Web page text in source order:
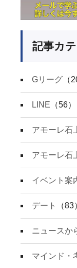
記事カ
Gリーグ （
LINE （56）
アモーレ石
アモーレ石
イベント案
デート （83
ニュースか
マインド・